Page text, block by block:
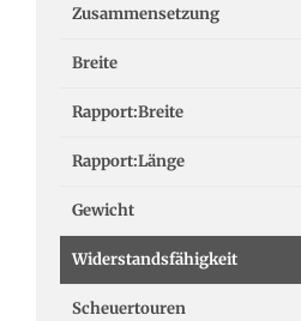
Zusammensetzung
Breite
Rapport:Breite
Rapport:Länge
Gewicht
Widerstandsfähigkeit
Scheuertouren